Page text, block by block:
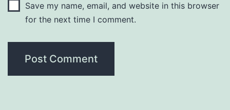
Save my name, email, and website in this browser
for the next time I comment.